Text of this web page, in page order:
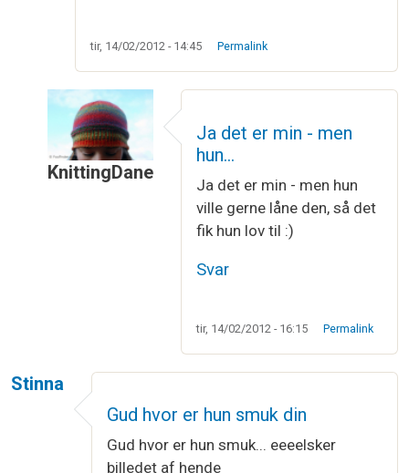
tir, 14/02/2012 - 14:45 Permalink
KnittingDane
Sikke et par skønne duller :…af
Ja det er min - men
hun…
Ja det er min - men hun
ville gerne låne den, så det
fik hun lov til :)
Svar
tir, 14/02/2012 - 16:15 Permalink
Stinna
Gud hvor er hun smuk din
Gud hvor er hun smuk... eeeelsker
billedet af hende